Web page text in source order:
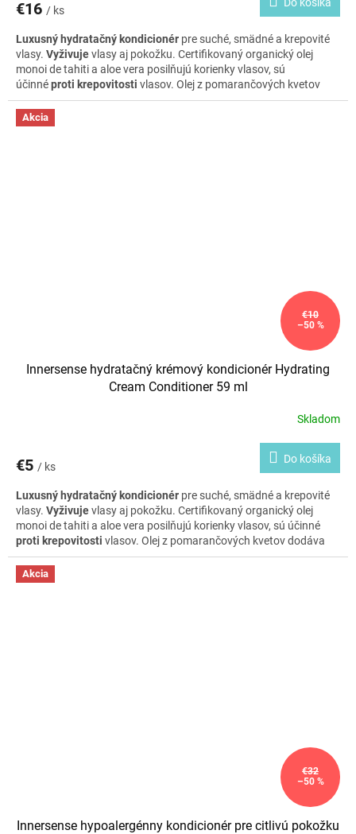
€16 / ks
Do košíka
Luxusný hydratačný kondicionér pre suché, smädné a krepovité
vlasy. Vyživujevlasy aj pokožku. Certifikovaný organický olej
monoi de tahiti a aloe vera posilňujú korienky vlasov, sú
účinnéproti krepovitosti vlasov. Olej z pomarančových kvetov
dodáva vlasomkrásny lesk.
Akcia
€10
–50 %
Innersense hydratačný krémový kondicionér Hydrating
Cream Conditioner 59 ml
Skladom
€5 / ks
Do košíka
Luxusný hydratačný kondicionér pre suché, smädné a krepovité
vlasy. Vyživujevlasy aj pokožku. Certifikovaný organický olej
monoi de tahiti a aloe vera posilňujú korienky vlasov, sú účinné
proti krepovitosti vlasov. Olej z pomarančových kvetov dodáva
vlasomkrásny lesk.
Akcia
€32
–50 %
Innersense hypoalergénny kondicionér pre citlivú pokožku